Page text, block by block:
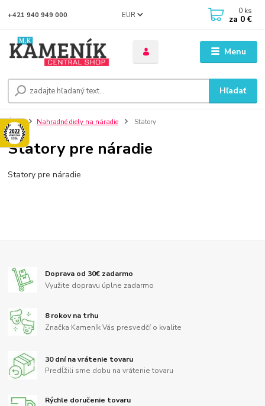
Menu
EUR
Hľadať
+421 940 949 000 0 ks
za 0 €
Úvod Nahradné diely na náradie Statory
Statory pre náradie
Statory pre náradie
Doprava od 30€ zadarmo
Využite dopravu úplne zadarmo
8 rokov na trhu
Značka Kameník Vás presvedčí o kvalite
30 dní na vrátenie tovaru
Predĺžili sme dobu na vrátenie tovaru
Rýchle doručenie tovaru